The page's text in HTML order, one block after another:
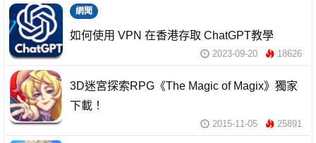
網聞
如何使用 VPN 在香港存取 ChatGPT教學
2023-09-20 18626
3D迷宮探索RPG《The Magic of Magix》獨家
下載！
2015-11-05 25891